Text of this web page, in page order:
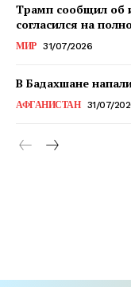
Трамп сообщил об
согласился на
МИР 31/07/2026
В Бадахшане
АФГАНИСТАН 31/07/